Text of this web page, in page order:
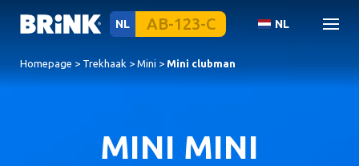
NL NL
Homepage > Trekhaak > Mini > Mini clubman
MINI MINI